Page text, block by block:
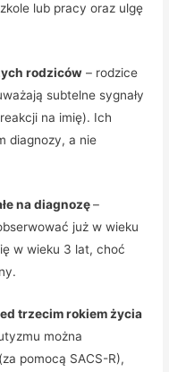
lub pracy oraz ulgę
rodziców – rodzice
subtelne sygnały
na imię). Ich
diagnozy, a nie
na diagnozę–
już w wieku
w wieku 3 lat, choć
trzecim rokiem życia
można
pomocą SACS-R),